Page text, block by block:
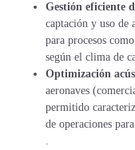
Gestión eficiente
captación y uso de
para procesos
según el clima de
Optimización
aeronaves
permitido
de operaciones
.